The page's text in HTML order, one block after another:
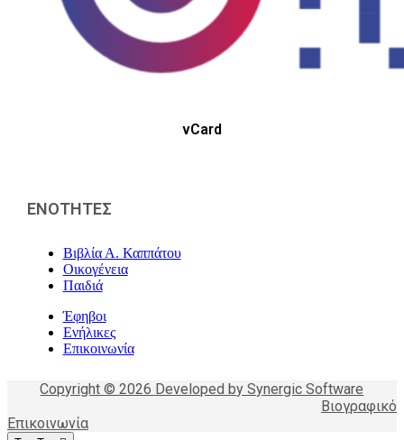
vCard
ΕΝΟΤΗΤΕΣ
Βιβλία Α. Καππάτου
Οικογένεια
Παιδιά
Έφηβοι
Ενήλικες
Επικοινωνία
Copyright © 2026 Developed by Synergic Software
Βιογραφικό
Επικοινωνία